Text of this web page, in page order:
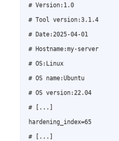
# Version:1.0
# Tool version:3.1.4
# Date:2025-04-01
# Hostname:my-server
# OS:Linux
# OS name:Ubuntu
# OS version:22.04
# [...]
hardening_index=65
# [...]